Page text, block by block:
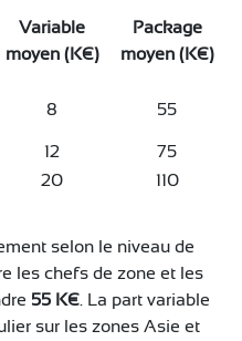
Variable
moyen (K€)
Package
moyen (K€)
8 55
12
75
20 110
selon le niveau de
les chefs de zone et les
55 K€. La part variable
sur les zones Asie et